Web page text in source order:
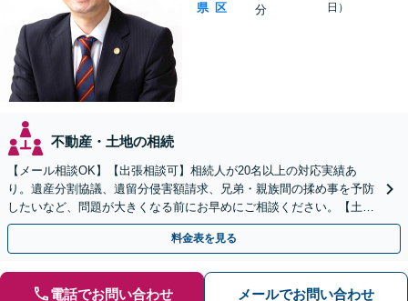
県 区
分
日）
不動産・土地の相続
【メール相談OK】【出張相談可】相続人が20名以上の対応実績あ
り。遺産分割協議、遺留分侵害額請求、兄弟・親族間の揉め事を予防
したいなど、問題が大きくなる前にお早めにご相談ください。【土日
祝・夜間相談も可能】
料金表を見る
電話でお問い合わせ メールでお問い合わせ